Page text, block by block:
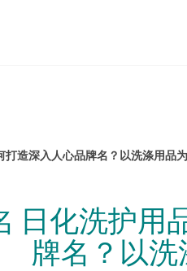
打造深入人心品牌名？以洗涤用品
日化洗护用
牌名？以